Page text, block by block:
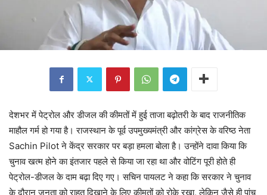
देशभर में पेट्रोल और डीजल की कीमतों में हुई ताजा बढ़ोतरी के बाद राजनीतिक
माहौल गर्म हो गया है। राजस्थान के पूर्व उपमुख्यमंत्री और कांग्रेस के वरिष्ठ नेता
Sachin Pilot ने केंद्र सरकार पर बड़ा हमला बोला है। उन्होंने दावा किया कि
चुनाव खत्म होने का इंतजार पहले से किया जा रहा था और वोटिंग पूरी होते ही
पेट्रोल-डीजल के दाम बढ़ा दिए गए। सचिन पायलट ने कहा कि सरकार ने चुनाव
के दौरान जनता को राहत दिखाने के लिए कीमतों को रोके रखा, लेकिन जैसे ही पांच